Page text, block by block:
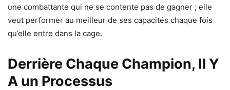
une combattante qui ne se contente pas de gagner ; elle
veut performer au meilleur de ses capacités chaque fois
qu’elle entre dans la cage.
Derrière Chaque Champion, Il Y
A un Processus